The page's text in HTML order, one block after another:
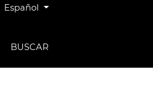
Cambiar el idioma. El idioma actual
Español
BUSCAR